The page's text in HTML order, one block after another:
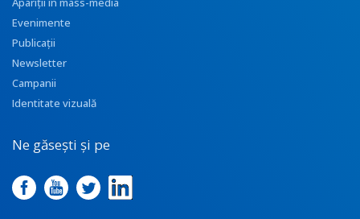
Evenimente
Publicații
Newsletter
Campanii
Identitate vizuală
Ne găsești și pe